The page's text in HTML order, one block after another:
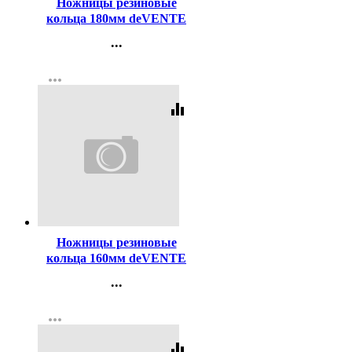
Ножницы резиновые
кольца 180мм deVENTE
...
Регистрация
more_horiz
equalizer
Ножницы резиновые
кольца 160мм deVENTE
...
Регистрация
more_horiz